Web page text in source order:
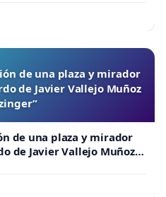
de una plaza y mirador
de Javier Vallejo Muñoz
de una plaza y mirador
de Javier Vallejo Muñoz